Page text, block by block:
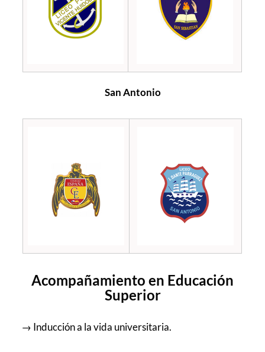
San Antonio
Acompañamiento en Educación
Superior
→ Inducción a la vida universitaria.